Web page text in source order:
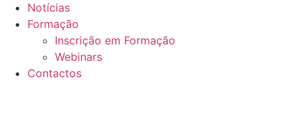
Notícias
Formação
Inscrição em Formação
Webinars
Contactos